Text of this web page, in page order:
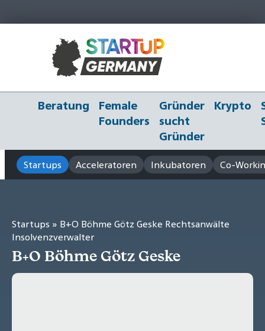
Beratung
Female
Founders
Gründer
sucht
Gründer
Krypto
Startups Acceleratoren Inkubatoren Co-
Startups » B+O Böhme Götz Geske Rechtsanwälte
Insolvenzverwalter
B+O Böhme Götz Geske